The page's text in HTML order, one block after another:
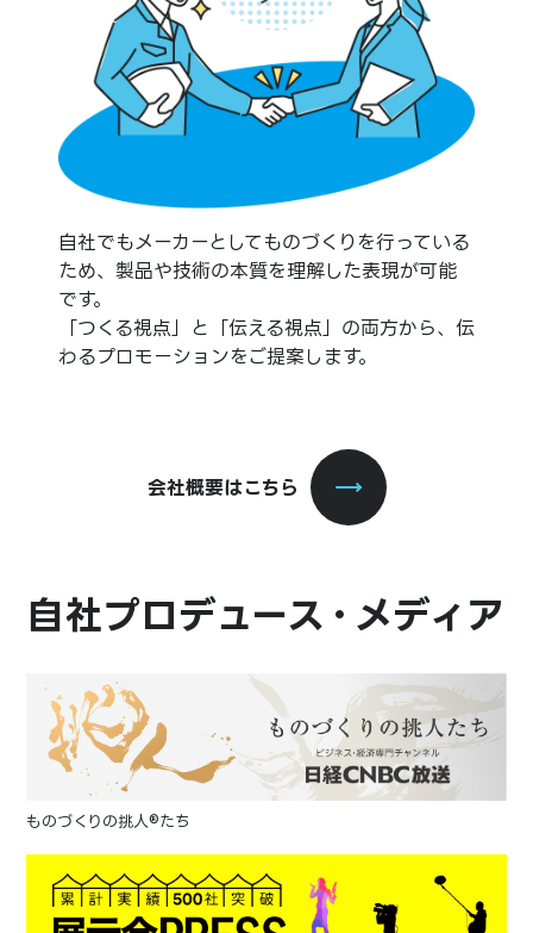
自社でもメーカーとしてものづくりを行っている
ため、製品や技術の本質を理解した表現が可能
です。
「つくる視点」と「伝える視点」の両方から、伝
わるプロモーションをご提案します。
会社概要はこちら
自社プロデュース・メディア
ものづくりの挑人®たち